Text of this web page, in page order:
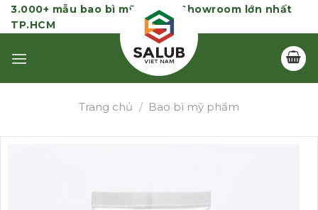
Skip
to
3.000+ mẫu bao bì mỹ phẩm | Showroom lớn nhất
TP.HCM
Trang chủ / Bao bì mỹ phẩm